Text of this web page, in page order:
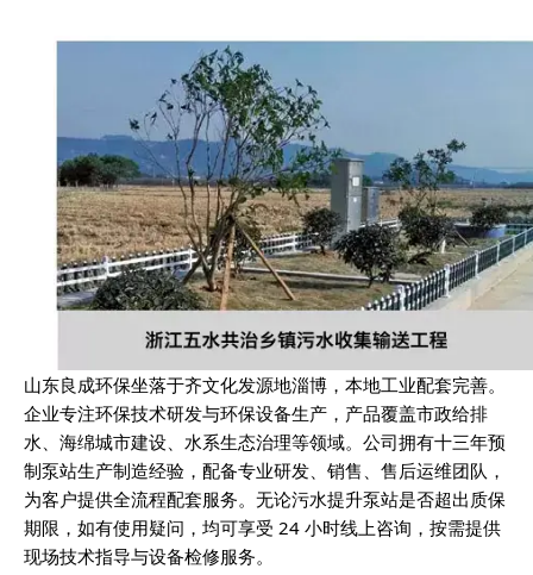
山东良成环保坐落于齐文化发源地淄博，本地工业配套完善。
企业专注环保技术研发与环保设备生产，产品覆盖市政给排
水、海绵城市建设、水系生态治理等领域。公司拥有十三年预
制泵站生产制造经验，配备专业研发、销售、售后运维团队，
为客户提供全流程配套服务。无论污水提升泵站是否超出质保
期限，如有使用疑问，均可享受 24 小时线上咨询，按需提供
现场技术指导与设备检修服务。